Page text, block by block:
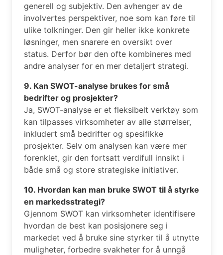
generell og subjektiv. Den avhenger av de
involvertes perspektiver, noe som kan føre til
ulike tolkninger. Den gir heller ikke konkrete
løsninger, men snarere en oversikt over
status. Derfor bør den ofte kombineres med
andre analyser for en mer detaljert strategi.
9. Kan SWOT-analyse brukes for små
bedrifter og prosjekter?
Ja, SWOT-analyse er et fleksibelt verktøy som
kan tilpasses virksomheter av alle størrelser,
inkludert små bedrifter og spesifikke
prosjekter. Selv om analysen kan være mer
forenklet, gir den fortsatt verdifull innsikt i
både små og store strategiske initiativer.
10. Hvordan kan man bruke SWOT til å styrke
en markedsstrategi?
Gjennom SWOT kan virksomheter identifisere
hvordan de best kan posisjonere seg i
markedet ved å bruke sine styrker til å utnytte
muligheter, forbedre svakheter for å unngå